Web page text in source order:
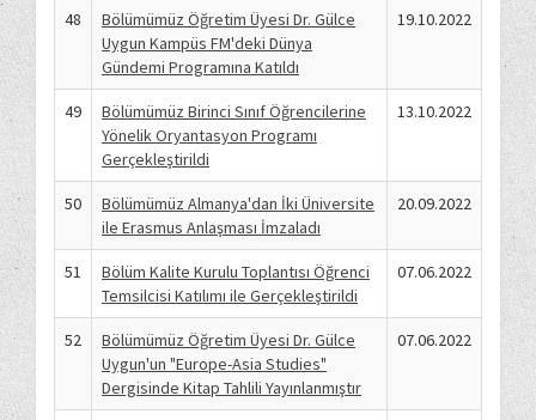
48
Bölümümüz Öğretim Üyesi Dr. Gülce
Uygun Kampüs FM'deki Dünya
Gündemi Programına Katıldı
19.10.2022
49
Bölümümüz Birinci Sınıf Öğrencilerine
Yönelik Oryantasyon Programı
Gerçekleştirildi
13.10.2022
50
Bölümümüz Almanya'dan İki Üniversite
ile Erasmus Anlaşması İmzaladı
20.09.2022
51
Bölüm Kalite Kurulu Toplantısı Öğrenci
Temsilcisi Katılımı ile Gerçekleştirildi
07.06.2022
52
Bölümümüz Öğretim Üyesi Dr. Gülce
Uygun'un "Europe-Asia Studies"
Dergisinde Kitap Tahlili Yayınlanmıştır
07.06.2022